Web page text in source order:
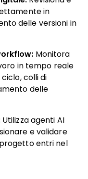
in
delle versioni in
Monitora
in tempo reale
colli di
delle
Utilizza agenti AI
e validare
entri nel